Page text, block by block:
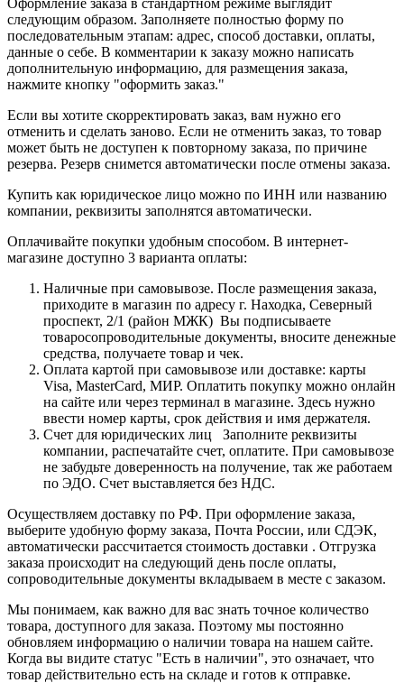
следующим образом. Заполняете полностью форму по
последовательным этапам: адрес, способ доставки, оплаты,
данные о себе. В комментарии к заказу можно написать
дополнительную информацию, для размещения заказа,
нажмите кнопку "оформить заказ."
Если вы хотите скорректировать заказ, вам нужно его
отменить и сделать заново. Если не отменить заказ, то товар
может быть не доступен к повторному заказа, по причине
резерва. Резерв снимется автоматически после отмены заказа.
Купить как юридическое лицо можно по ИНН или названию
компании, реквизиты заполнятся автоматически.
Оплачивайте покупки удобным способом. В интернет-
магазине доступно 3 варианта оплаты:
Наличные при самовывозе. После размещения заказа,
приходите в магазин по адресу г. Находка, Северный
проспект, 2/1 (район МЖК) Вы подписываете
товаросопроводительные документы, вносите денежные
средства, получаете товар и чек.
Оплата картой при самовывозе или доставке: карты
Visa, MasterCard, МИР. Оплатить покупку можно онлайн
на сайте или через терминал в магазине. Здесь нужно
ввести номер карты, срок действия и имя держателя.
Счет для юридических лиц Заполните реквизиты
компании, распечатайте счет, оплатите. При самовывозе
не забудьте доверенность на получение, так же работаем
по ЭДО. Счет выставляется без НДС.
Осуществляем доставку по РФ. При оформление заказа,
выберите удобную форму заказа, Почта России, или СДЭК,
автоматически рассчитается стоимость доставки . Отгрузка
заказа происходит на следующий день после оплаты,
сопроводительные документы вкладываем в месте с заказом.
Мы понимаем, как важно для вас знать точное количество
товара, доступного для заказа. Поэтому мы постоянно
обновляем информацию о наличии товара на нашем сайте.
Когда вы видите статус "Есть в наличии", это означает, что
товар действительно есть на складе и готов к отправке.